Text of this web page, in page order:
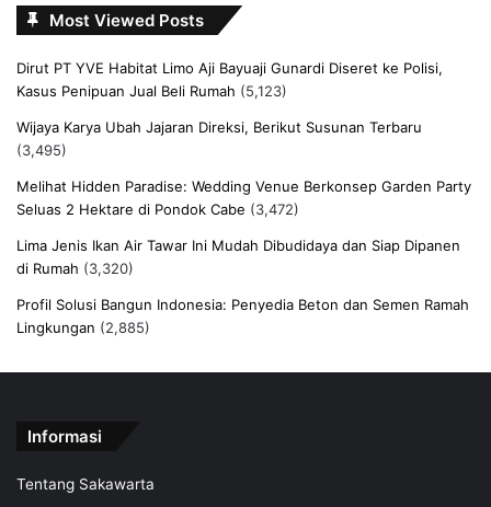
Most Viewed Posts
Dirut PT YVE Habitat Limo Aji Bayuaji Gunardi Diseret ke Polisi,
Kasus Penipuan Jual Beli Rumah (5,123)
Wijaya Karya Ubah Jajaran Direksi, Berikut Susunan Terbaru
(3,495)
Melihat Hidden Paradise: Wedding Venue Berkonsep Garden Party
Seluas 2 Hektare di Pondok Cabe (3,472)
Lima Jenis Ikan Air Tawar Ini Mudah Dibudidaya dan Siap Dipanen
di Rumah (3,320)
Profil Solusi Bangun Indonesia: Penyedia Beton dan Semen Ramah
Lingkungan (2,885)
Informasi
Tentang Sakawarta